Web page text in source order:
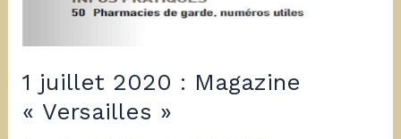
1 juillet 2020 : Magazine
« Versailles »